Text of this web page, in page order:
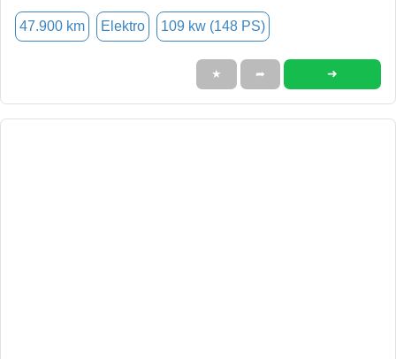
47.900 km Elektro 109 kw (148 PS)
★ ➦ ➜